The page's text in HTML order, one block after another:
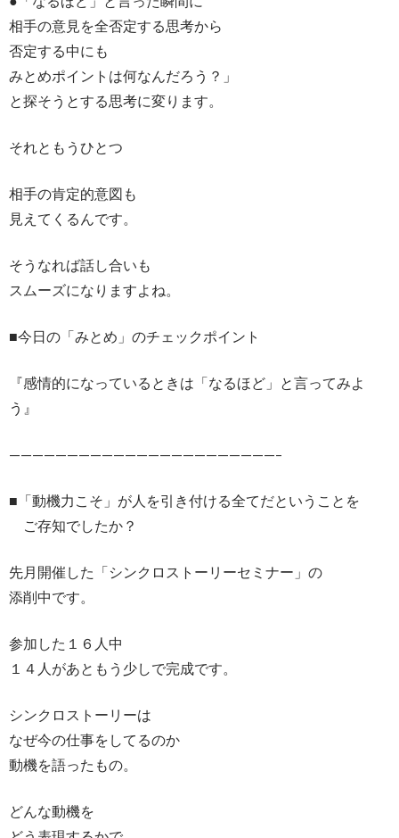
相手の意見を全否定する思考から
否定する中にも
みとめポイントは何なんだろう？」
と探そうとする思考に変ります。
それともうひとつ
相手の肯定的意図も
見えてくるんです。
そうなれば話し合いも
スムーズになりますよね。
■今日の「みとめ」のチェックポイント
『感情的になっているときは「なるほど」と言ってみよ
う』
———————————————————————–
■「動機力こそ」が人を引き付ける全てだということを
ご存知でしたか？
先月開催した「シンクロストーリーセミナー」の
添削中です。
参加した１６人中
１４人があともう少しで完成です。
シンクロストーリーは
なぜ今の仕事をしてるのか
動機を語ったもの。
どんな動機を